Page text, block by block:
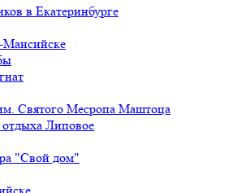
в Екатеринбурге
Святого Месропа Маштоца
отдыха Липовое
"Свой дом"